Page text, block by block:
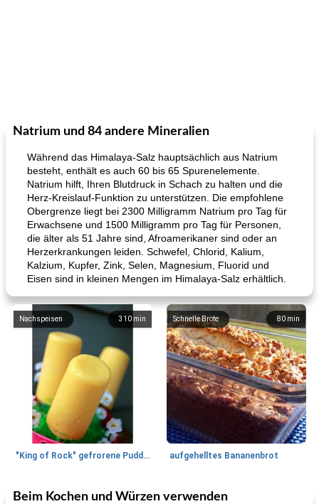
Natrium und 84 andere Mineralien
Während das Himalaya-Salz hauptsächlich aus Natrium
besteht, enthält es auch 60 bis 65 Spurenelemente.
Natrium hilft, Ihren Blutdruck in Schach zu halten und die
Herz-Kreislauf-Funktion zu unterstützen. Die empfohlene
Obergrenze liegt bei 2300 Milligramm Natrium pro Tag für
Erwachsene und 1500 Milligramm pro Tag für Personen,
die älter als 51 Jahre sind, Afroamerikaner sind oder an
Herzerkrankungen leiden. Schwefel, Chlorid, Kalium,
Kalzium, Kupfer, Zink, Selen, Magnesium, Fluorid und
Eisen sind in kleinen Mengen im Himalaya-Salz erhältlich.
310 min
Nachspeisen
"King of Rock" gefrorene Pudding Pops
80 min
Schnelle Brote
aufgehelltes Bananenbrot
27min
Mittagessen / Snacks Potluck Desserts
Beim Kochen und Würzen verwenden